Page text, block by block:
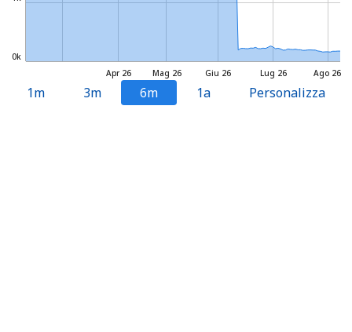
Mag 26 Lug 26
Apr 26 Giu 26 Ago 26
0k
1m 3m 6m 1a Personalizza